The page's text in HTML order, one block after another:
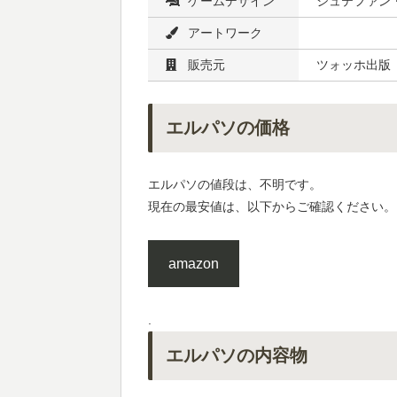
アートワーク
販売元 ツォッホ出版
エルパソの価格
エルパソの値段は、不明です。
現在の最安値は、以下からご確認ください。
amazon
.
エルパソの内容物